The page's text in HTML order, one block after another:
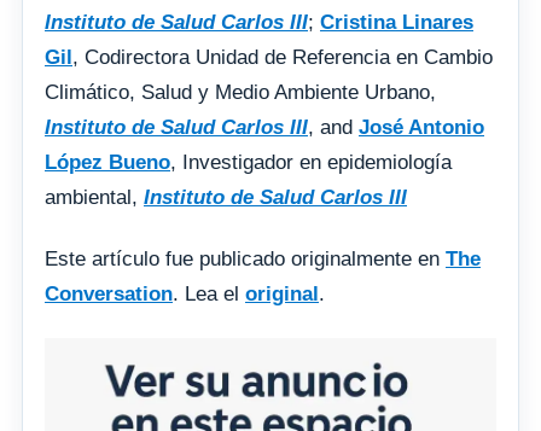
Instituto de Salud Carlos III; Cristina Linares
Gil, Codirectora Unidad de Referencia en Cambio
Climático, Salud y Medio Ambiente Urbano,
Instituto de Salud Carlos III, and José Antonio
López Bueno, Investigador en epidemiología
ambiental, Instituto de Salud Carlos III
Este artículo fue publicado originalmente en The
Conversation. Lea el original.